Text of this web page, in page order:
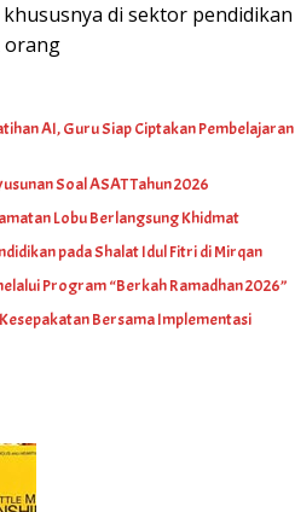
di sektor pendidikan
orang
AI, Guru Siap Ciptakan Pembelajaran
Soal ASAT Tahun 2026
Lobu Berlangsung Khidmat
pada Shalat Idul Fitri di Mirqan
Program “Berkah Ramadhan 2026”
Bersama Implementasi